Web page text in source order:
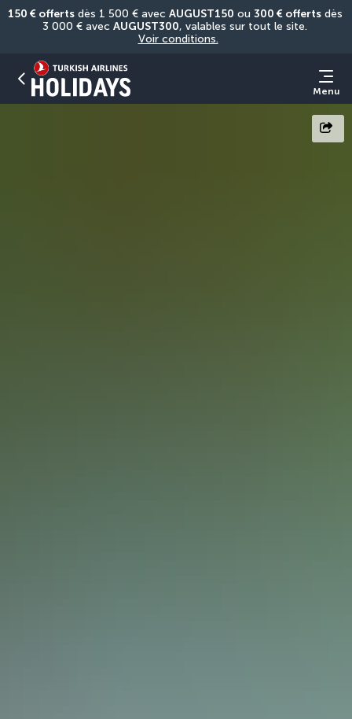
150 € offerts dès 1 500 € avec AUGUST150 ou 300 € offerts dès
3 000 € avec AUGUST300
Voir conditions.
Menu